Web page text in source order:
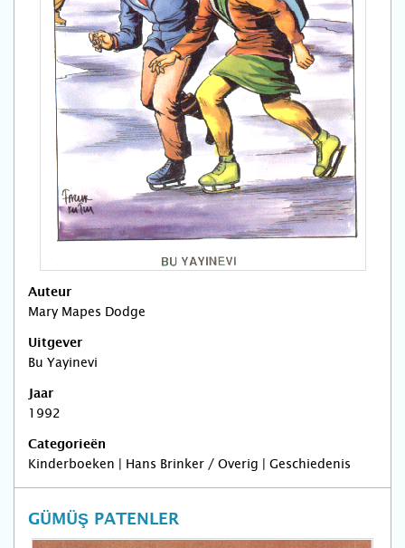
Auteur
Mary Mapes Dodge
Uitgever
Bu Yayinevi
Jaar
1992
Categorieën
Kinderboeken | Hans Brinker / Overig | Geschiedenis
GÜMÜŞ PATENLER